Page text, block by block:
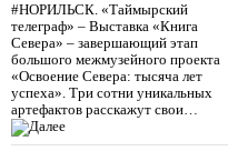
#НОРИЛЬСК. «Таймырский
телеграф» – Выставка «Книга
Севера» – завершающий этап
большого межмузейного проекта
«Освоение Севера: тысяча лет
успеха». Три сотни уникальных
артефактов расскажут свои…